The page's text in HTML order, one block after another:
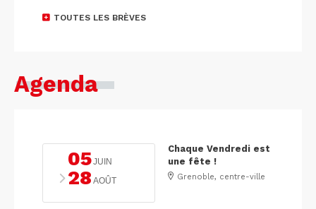
TOUTES LES BRÈVES
Agenda
05JUIN
28 AOÛT
Chaque Vendredi est
une fête !
Grenoble, centre-ville